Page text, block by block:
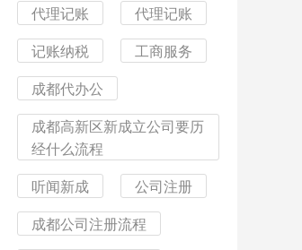
代理记账
代理记账
记账纳税
工商服务
成都代办公
成都高新区新成立公司要历
经什么流程
听闻新成
公司注册
成都公司注册流程